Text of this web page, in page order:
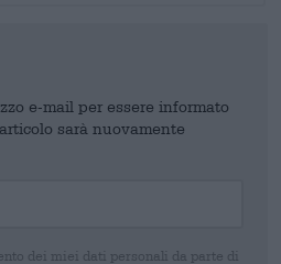
e-mail per essere informato
sarà nuovamente
dei miei dati personali da parte di